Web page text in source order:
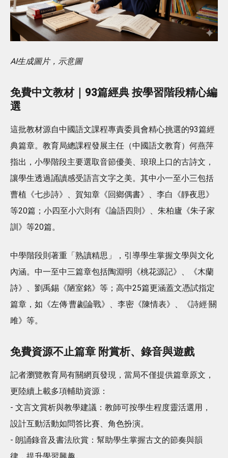
AI生成圖片，示意圖
免費中文教材｜93篇經典 按學習階段精心編
選
這批教材源自中國語文課程專責委員會精心挑選的93篇經
典篇章。教育局總課程發展主任（中國語文教育）何燕萍
指出，小學階段主要選取音節優美、琅琅上口的古詩文，
讓學生透過誦讀感受語言文字之美。其中小一至小三包括
曹植《七步詩》、賀知章《回鄉偶書》、李白《靜夜思》
等20篇；小四至小六則有《論語四則》、朱柏廬《朱子家
訓》等20篇。
中學階段則著重「熟讀精思」，引導學生掌握文學與文化
內涵。中一至中三篇章包括陶淵明《桃花源記》、《木蘭
詩》、劉禹錫《陋室銘》等；高中25篇更涵蓋文憑試指定
篇章，如《左傳·曹劌論戰》、李密《陳情表》、《詩經·關
雎》等。
免費資源不止篇章 附賞析、錄音與遊戲
記者瀏覽教育局有關網頁發現，當局不僅提供篇章原文，
更陸續上載多項輔助資源：
- 文言文賞析與教學建議：教師可按學生程度靈活選用，
設計互動活動如問答比賽、角色扮演。
- 朗誦錄音及書法欣賞：幫助學生掌握古文的節奏與韻